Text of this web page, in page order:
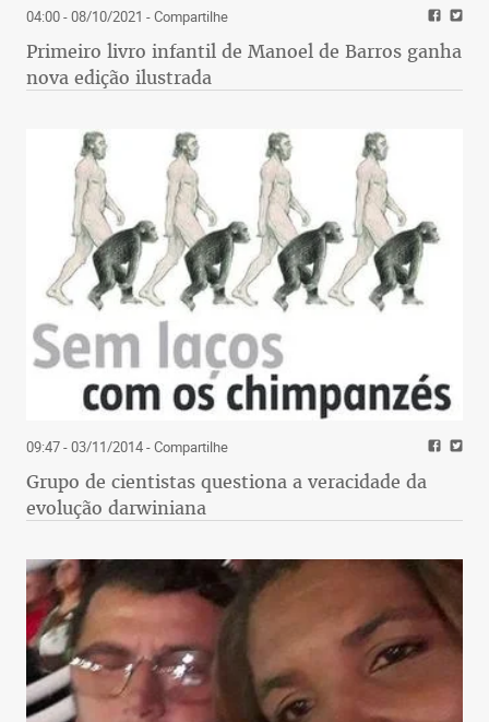
04:00 - 08/10/2021 - Compartilhe
Primeiro livro infantil de Manoel de Barros ganha
nova edição ilustrada
09:47 - 03/11/2014- Compartilhe
Grupo de cientistas questiona a veracidade da
evolução darwiniana